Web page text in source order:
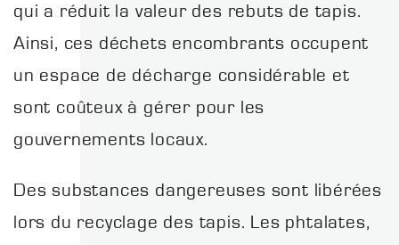
qui a réduit la valeur des rebuts de tapis.
Ainsi, ces déchets encombrants occupent
un espace de décharge considérable et
sont coûteux à gérer pour les
gouvernements locaux.
Des substances dangereuses sont libérées
lors du recyclage des tapis. Les phtalates,